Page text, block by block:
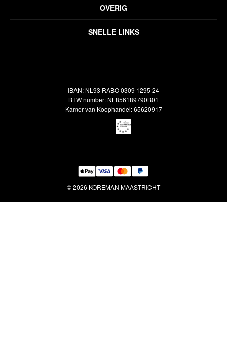
SNELLE LINKS
OVERIG
Inspiratie
Veelgestelde vragen
Disclaimer
Verzendbeleid
IBAN: NL93 RABO 0309 1295 24
BTW number: NL856189790B01
Kamer van Koophandel: 65620917
© 2026 KOREMAN MAASTRICHT